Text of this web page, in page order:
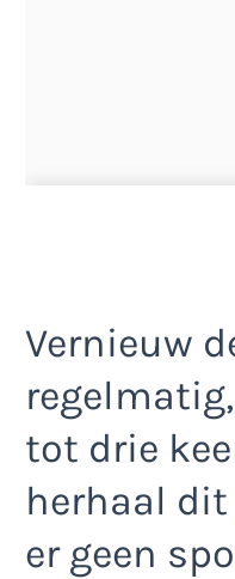
Vernieuw
tot drie
herhaal
er geen